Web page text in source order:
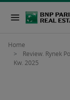
Home
Review. Rynek
Kw. 2025